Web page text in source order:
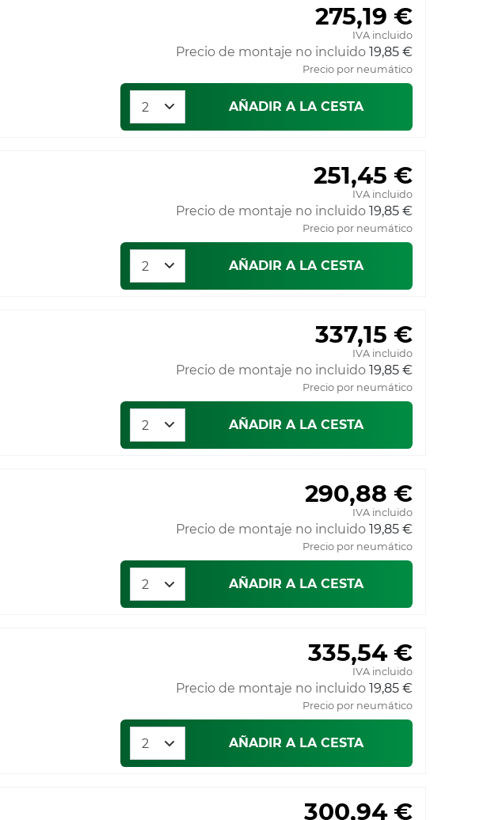
275,19 €
IVA incluido
Precio de montaje no incluido 19,85 €
Precio por neumático
AÑADIR A LA CESTA
251,45 €
IVA incluido
Precio de montaje no incluido 19,85 €
Precio por neumático
AÑADIR A LA CESTA
337,15 €
IVA incluido
Precio de montaje no incluido 19,85 €
Precio por neumático
AÑADIR A LA CESTA
290,88 €
IVA incluido
Precio de montaje no incluido 19,85 €
Precio por neumático
AÑADIR A LA CESTA
335,54 €
IVA incluido
Precio de montaje no incluido 19,85 €
Precio por neumático
AÑADIR A LA CESTA
300,94 €